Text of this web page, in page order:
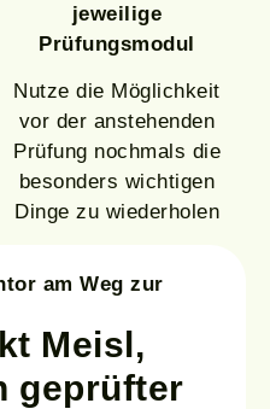
jeweilige
Prüfungsmodul
Nutze die Möglichkeit
vor der anstehenden
Prüfung nochmals die
besonders wichtigen
Dinge zu wiederholen
am Weg zur
Meisl,
geprüfter